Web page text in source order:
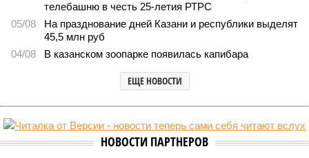
телебашню в честь 25-летия РТРС
05/08
На празднование дней Казани и республики выделят
45,5 млн руб
04/08
В казанском зоопарке появилась капибара
ЕЩЕ НОВОСТИ
НОВОСТИ ПАРТНЕРОВ